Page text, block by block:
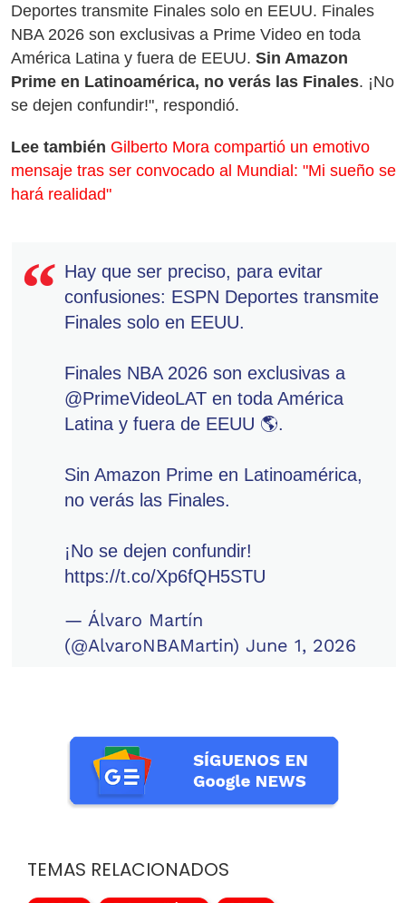
Deportes transmite Finales solo en EEUU. Finales
NBA 2026 son exclusivas a Prime Video en toda
América Latina y fuera de EEUU. Sin Amazon
Prime en Latinoamérica, no verás las Finales. ¡No
se dejen confundir!", respondió.
Lee también Gilberto Mora compartió un emotivo
mensaje tras ser convocado al Mundial: "Mi sueño se
hará realidad"
Hay que ser preciso, para evitar
confusiones: ESPN Deportes transmite
Finales solo en EEUU.
Finales NBA 2026 son exclusivas a
@PrimeVideoLAT en toda América
Latina y fuera de EEUU 🌎.
Sin Amazon Prime en Latinoamérica,
no verás las Finales.
¡No se dejen confundir!
https://t.co/Xp6fQH5STU
— Álvaro Martín
(@AlvaroNBAMartin) June 1, 2026
TEMAS RELACIONADOS